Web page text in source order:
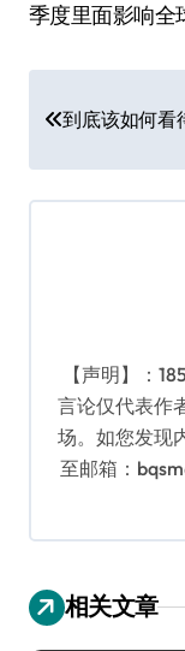
季度里面影响全
章
导
航
到底该如何看
【声明】：
言论仅代表作
场。如您发现
至邮箱：
相关文章